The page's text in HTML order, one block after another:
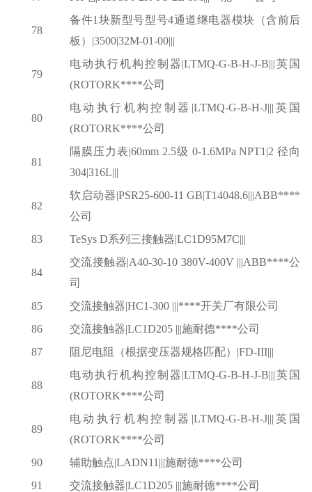
78
备件1块新型号型号4通道继电器模块（含前后
板）|3500|32M-01-00|||
79
电动执行机构控制器|LTMQ-G-B-H-J-B|||英国
(ROTORK****公司
80
电动执行机构控制器 |LTMQ-G-B-H-J|||英国
(ROTORK****公司
81
隔膜压力表|60mm 2.5级 0-1.6MPa NPT1|2 径向
304|316L|||
82
软启动器|PSR25-600-11 GB|T14048.6|||ABB****
公司
83
TeSys D系列三接触器|LC1D95M7C|||
84
交流接触器|A40-30-10 380V-400V |||ABB****公
司
85
交流接触器|HC1-300 |||****开关厂有限公司
86
交流接触器|LC1D205 |||施耐德****公司
87
阻尼电阻（根据变压器规格匹配） |FD-III|||
88
电动执行机构控制器|LTMQ-G-B-H-J-B|||英国
(ROTORK****公司
89
电动执行机构控制器 |LTMQ-G-B-H-J|||英国
(ROTORK****公司
90
辅助触点|LADN11|||施耐德****公司
91
交流接触器|LC1D205 |||施耐德****公司